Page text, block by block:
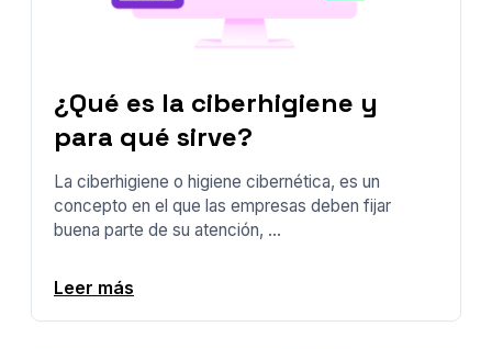
¿Qué es la ciberhigiene y
para qué sirve?
La ciberhigiene o higiene cibernética, es un
concepto en el que las empresas deben fijar
buena parte de su atención, ...
Leer más